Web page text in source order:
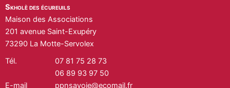
Skholè des écureuils
Maison des Associations
201 avenue Saint-Exupéry
73290 La Motte-Servolex
Tél.
E-mail
07 81 75 28 73
06 89 93 97 50
ppnsavoie@ecomail.fr